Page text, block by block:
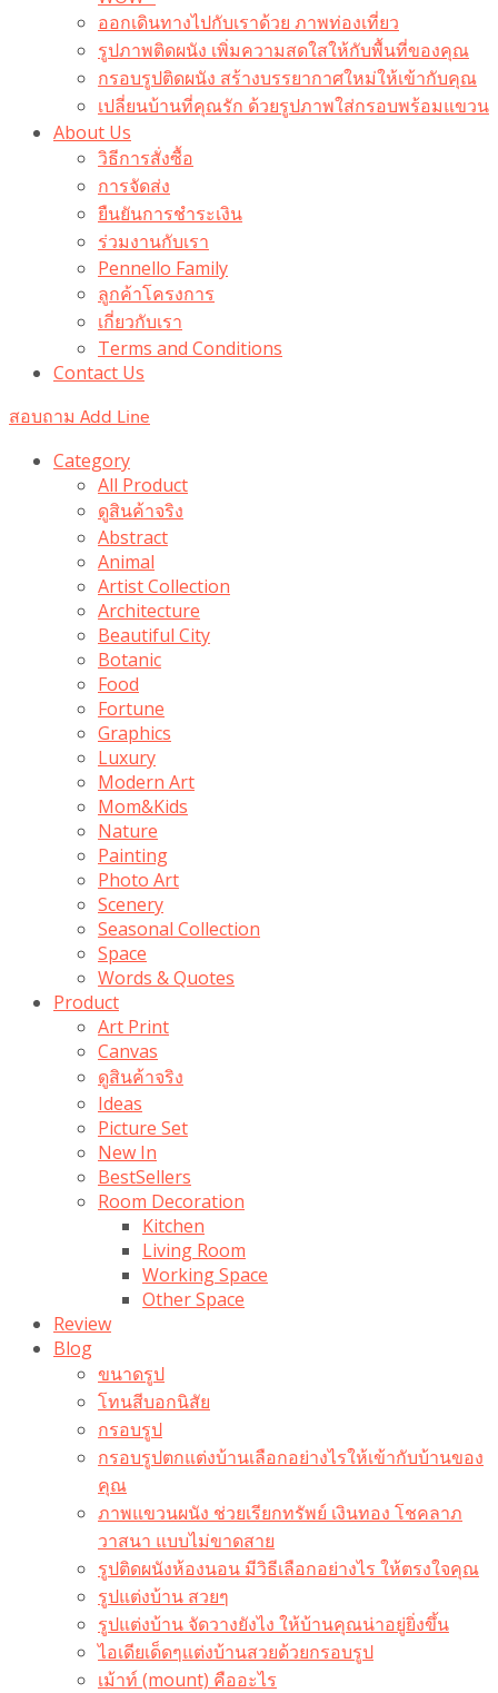
ออกเดินทางไปกับเราด้วย ภาพท่องเที่ยว
รูปภาพติดผนัง เพิ่มความสดใสให้กับพื้นที่ของคุณ
กรอบรูปติดผนัง สร้างบรรยากาศใหม่ให้เข้ากับคุณ
เปลี่ยนบ้านที่คุณรัก ด้วยรูปภาพใส่กรอบพร้อมแขวน​
About Us
วิธีการสั่งซื้อ
การจัดส่ง
ยืนยันการชำระเงิน
ร่วมงานกับเรา
Pennello Family
ลูกค้าโครงการ
เกี่ยวกับเรา
Terms and Conditions
Contact Us
สอบถาม Add Line
Category
All Product
ดูสินค้าจริง
Abstract
Animal
Artist Collection
Architecture
Beautiful City
Botanic
Food
Fortune
Graphics
Luxury
Modern Art
Mom&Kids
Nature
Painting
Photo Art
Scenery
Seasonal Collection
Space
Words & Quotes
Product
Art Print
Canvas
ดูสินค้าจริง
Ideas
Picture Set
New In
BestSellers
Room Decoration
Kitchen
Living Room
Working Space
Other Space
Review
Blog
ขนาดรูป
โทนสีบอกนิสัย
กรอบรูป
กรอบรูปตกแต่งบ้านเลือกอย่างไรให้เข้ากับบ้านของ
คุณ
ภาพแขวนผนัง ช่วยเรียกทรัพย์ เงินทอง โชคลาภ
วาสนา แบบไม่ขาดสาย
รูปติดผนังห้องนอน มีวิธีเลือกอย่างไร ให้ตรงใจคุณ
รูปแต่งบ้าน สวยๆ
รูปแต่งบ้าน จัดวางยังไง ให้บ้านคุณน่าอยู่ยิ่งขึ้น
ไอเดียเด็ดๆแต่งบ้านสวยด้วยกรอบรูป
เม้าท์ (mount) คืออะไร​